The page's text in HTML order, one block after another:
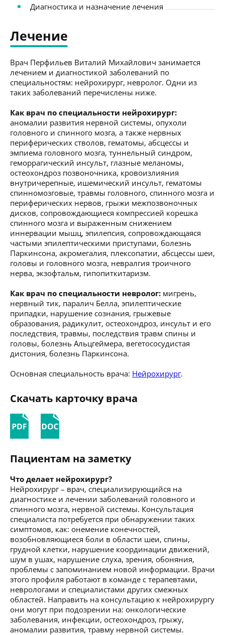
Диагностика и назначение лечения
Лечение
Врач Перфильев Виталий Михайлович занимается
лечением и диагностикой заболеваний по
специальностям: нейрохирург, невролог. Одни из
таких заболеваний перечислены ниже.
Как врач по специальности нейрохирург:
аномалии развития нервной системы, опухоли
головного и спинного мозга, а также нервных
периферических стволов, гематомы, абсцессы и
эмпиема головного мозга, туннельный синдром,
геморрагический инсульт, глазные меланомы,
остеохондроз позвоночника, кровоизлияния
внутричерепные, ишемический инсульт, гематомы
спинномозговые, травмы головного, спинного мозга и
периферических нервов, грыжи межпозвоночных
дисков, сопровождающиеся компрессией корешка
спинного мозга и выраженным снижением
иннервации мышц, эпилепсия, сопровождающаяся
частыми эпилептическими приступами, болезнь
Паркинсона, акромегалия, плексопатии, абсцессы шеи,
головы и головного мозга, невралгия троичного
нерва, экзофтальм, гипопиткитаризм.
Как врач по специальности невролог: мигрень,
нервный тик, паралич Белла, эпилептические
припадки, нарушение сознания, грыжевые
образования, радикулит, остеохондроз, инсульт и его
последствия, травмы, последствия травм спины и
головы, болезнь Альцгеймера, вегетососудистая
дистония, болезнь Паркинсона.
Основная специальность врача: Нейрохирург.
Скачать карточку врача
Пациентам на заметку
Что делает нейрохирург?
Нейрохирург – врач, специализирующийся на
диагностике и лечении заболеваний головного и
спинного мозга, нервной системы. Консультация
специалиста потребуется при обнаружении таких
симптомов, как: онемение конечностей,
возобновляющиеся боли в области шеи, спины,
грудной клетки, нарушение координации движений,
шум в ушах, нарушение слуха, зрения, обоняния,
проблемы с запоминанием новой информации. Врачи
этого профиля работают в команде с терапевтами,
неврологами и специалистами других смежных
областей. Направить на консультацию к нейрохирургу
они могут при подозрении на: онкологические
заболевания, инфекции, остеохондроз, грыжу,
аномалии развития, травму нервной системы.